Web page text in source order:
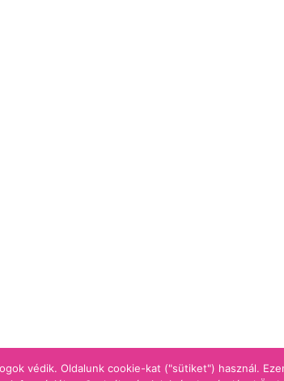
védik. Oldalunk cookie-kat ("sütiket") használ.